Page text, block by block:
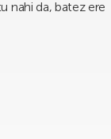
nahi da, batez ere